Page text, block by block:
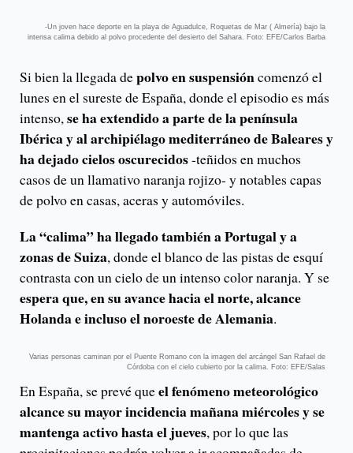
-Un joven hace deporte en la playa de Aguadulce, Roquetas de Mar ( Almería) bajo la
intensa calima debido al polvo procedente del desierto del Sahara. Foto: EFE/Carlos Barba
Si bien la llegada depolvo en suspensióncomenzó el
lunes en el sureste de España, donde el episodio es más
intenso,se ha extendido a parte de la península
Ibérica y al archipiélago mediterráneo de Baleares y
ha dejado cielos oscurecidos-teñidos en muchos
casos de un llamativo naranja rojizo- y notables capas
de polvo en casas, aceras y automóviles.
La “calima” ha llegado también a Portugal y a
zonas de Suiza, donde el blanco de las pistas de esquí
contrasta con un cielo de un intenso color naranja. Y se
espera que, en su avance hacia el norte, alcance
Holanda e incluso el noroeste de Alemania.
Varias personas caminan por el Puente Romano con la imagen del arcángel San Rafael de
Córdoba con el cielo cubierto por la calima. Foto: EFE/Salas
En España, se prevé queel fenómeno meteorológico
alcance su mayor incidencia mañana miércoles y se
mantenga activo hasta el jueves, por lo que las